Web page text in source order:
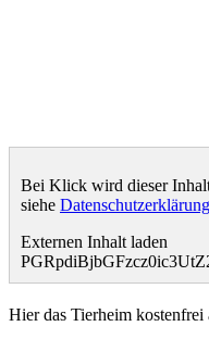
Bei Klick wird dieser
siehe Datenschutzerklärung
Externen Inhalt laden
Hier das Tierheim kostenfrei